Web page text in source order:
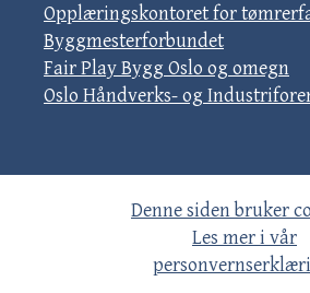
Opplæringskontoret for
Byggmesterforbundet
Fair Play Bygg Oslo og omegn
Oslo Håndverks- og
Denne siden bruker
Les mer i vår